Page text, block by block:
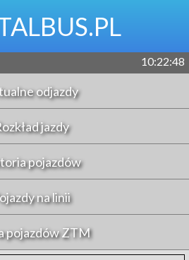
10:22:48
odjazdy
jazdy
pojazdów
na linii
pojazdów ZTM